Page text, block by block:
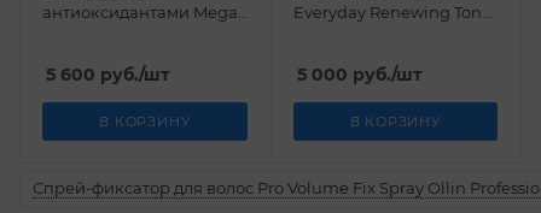
антиоксидантами Mega
Skincare 200 мл
5 600 руб./шт
В КОРЗИНУ
Everyday Renewing Toner
5 000 руб./шт
В КОРЗИНУ
Спрей-фиксатор для волос Pro Volume Fix Spray Ollin